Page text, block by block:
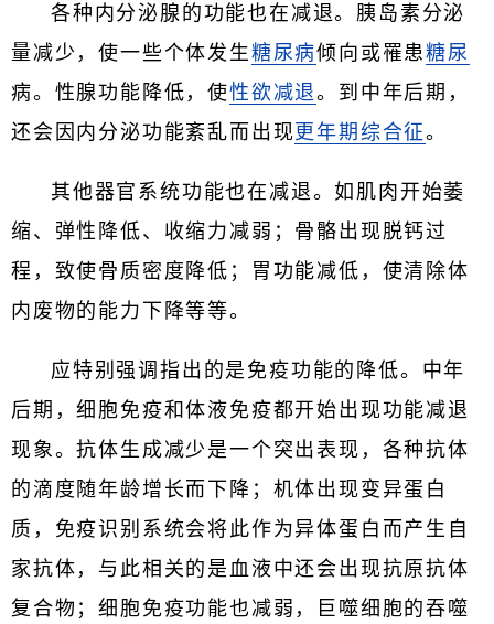
各种内分泌腺的功能也在减退。胰岛素分泌
量减少，使一些个体发生糖尿病倾向或罹患糖尿
病。性腺功能降低，使性欲减退。到中年后期，
还会因内分泌功能紊乱而出现更年期综合征。
其他器官系统功能也在减退。如肌肉开始萎
缩、弹性降低、收缩力减弱；骨骼出现脱钙过
程，致使骨质密度降低；胃功能减低，使清除体
内废物的能力下降等等。
应特别强调指出的是免疫功能的降低。中年
后期，细胞免疫和体液免疫都开始出现功能减退
现象。抗体生成减少是一个突出表现，各种抗体
的滴度随年龄增长而下降；机体出现变异蛋白
质，免疫识别系统会将此作为异体蛋白而产生自
家抗体，与此相关的是血液中还会出现抗原抗体
复合物；细胞免疫功能也减弱，巨噬细胞的吞噬